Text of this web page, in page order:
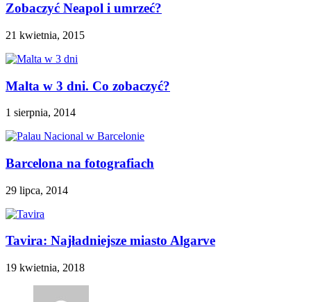
Zobaczyć Neapol i umrzeć?
21 kwietnia, 2015
Malta w 3 dni. Co zobaczyć?
1 sierpnia, 2014
Barcelona na fotografiach
29 lipca, 2014
Tavira: Najładniejsze miasto Algarve
19 kwietnia, 2018